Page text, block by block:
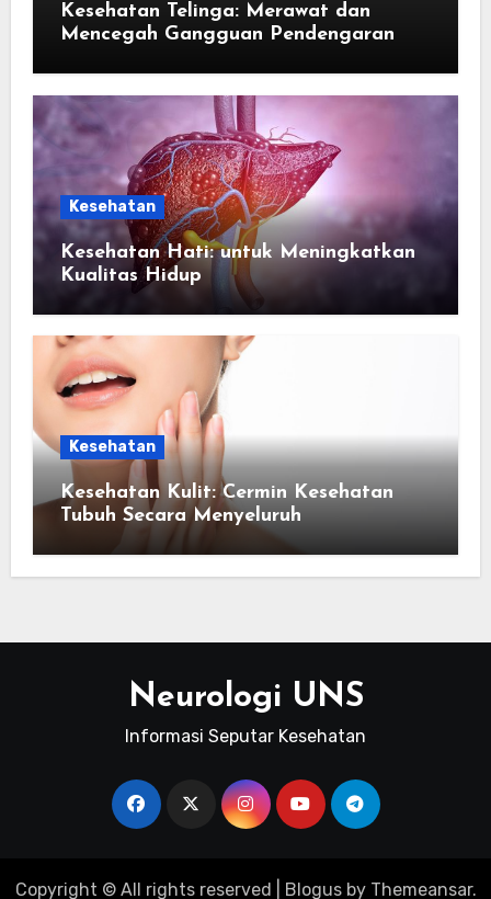
Kesehatan Telinga: Merawat dan
Mencegah Gangguan Pendengaran
Kesehatan
Kesehatan Hati: untuk Meningkatkan
Kualitas Hidup
Kesehatan
Kesehatan Kulit: Cermin Kesehatan
Tubuh Secara Menyeluruh
Neurologi UNS
Informasi Seputar Kesehatan
Copyright © All rights reserved Blogusby Themeansar.